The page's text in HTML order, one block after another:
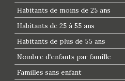
Habitants de moins de 25 ans
Habitants de 25 à 55 ans
Habitants de plus de 55 ans
Nombre d'enfants par famille
Familles sans enfant